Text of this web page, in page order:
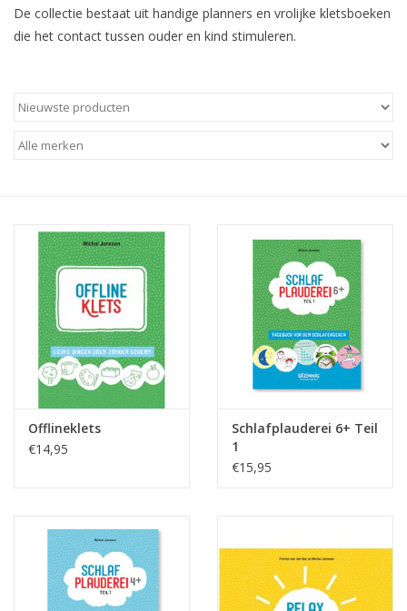
schmink & make-up
kinderkamer
boeken
SALE
Blogs
De collectie bestaat uit handige planners en vrolijke kletsboeken
die het contact tussen ouder en kind stimuleren.
Offlineklets
€14,95
Schlafplauderei 6+ Teil
1
€15,95